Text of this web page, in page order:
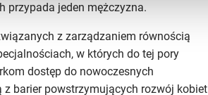
przypada jeden mężczyzna.
z zarządzaniem równością
w których do tej pory
dostęp do nowoczesnych
barier powstrzymujących rozwój kobiet